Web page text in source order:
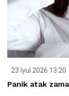
23 İyul 2026 13:20
Panik atak